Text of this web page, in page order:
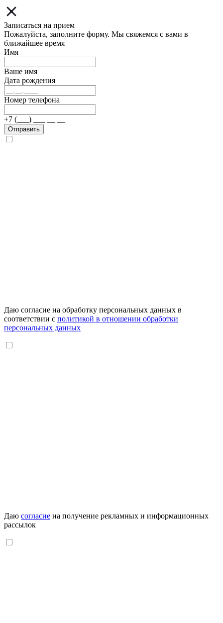
Записаться на прием
Пожалуйста, заполните форму. Мы свяжемся с вами в
ближайшее время
Имя
Ваше имя
Дата рождения
Номер телефона
+7 (___) ___ __ __
Отправить
Даю согласие на обработку персональных данных в
соответствии с политикой в отношении обработки
персональных данных
Даю согласие на получение рекламных и информационных
рассылок